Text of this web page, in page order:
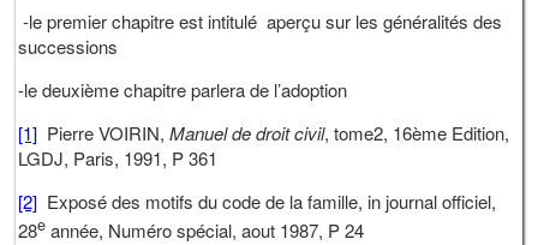
-le premier chapitre est intitulé aperçu sur les généralités des
successions
-le deuxième chapitre parlera de l’adoption
[1] Pierre VOIRIN,Manuel de droit civil, tome2, 16ème Edition,
LGDJ, Paris, 1991, P 361
[2] Exposé des motifs du code de la famille, in journal officiel,
28e année, Numéro spécial, aout 1987, P 24